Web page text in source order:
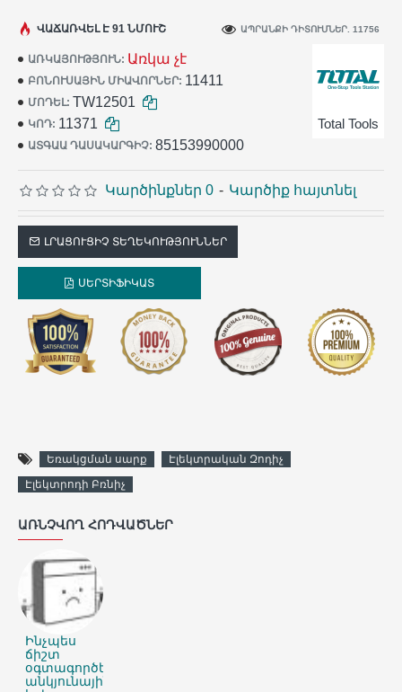
ԱՌԿԱՅՈՒԹՅՈՒՆ: Առկա չէ
ԲՈՆՈՒՍԱՅԻՆ ՄԻԱՎՈՐՆԵՐ: 11411
ՄՈԴԵԼ: TW12501
ԿՈԴ: 11371
ԱՏԳԱԱ ԴԱՍԱԿԱՐԳԻՉ: 85153990000
Total Tools
ՎԱՃԱՌՎԵԼ Է 91 ՆՄՈՒՇ ԱՊՐԱՆՔԻ ԴԻՏՈՒՄՆԵՐ. 11756
Կարծինքներ 0 - Կարծիք հայտնել
ԼՐԱՑՈՒՑԻՉ ՏԵՂԵԿՈՒԹՅՈՒՆՆԵՐ
ՍԵՐՏԻՖԻԿԱՏ
Եռակցման սարք
Էլեկտրական Զոդիչ
Էլեկտրոդի Բռնիչ
ԱՌՆՉՎՈՂ ՀՈԴՎԱԾՆԵՐ
Ինչպես
ճիշտ
օգտագործել
անկյունային